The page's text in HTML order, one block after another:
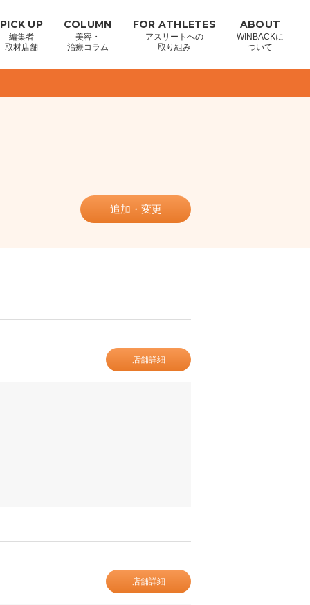
PICK UP
編集者
取材店舗
COLUMN
美容・
治療コラム
FOR ATHLETES
アスリートへの
取り組み
ABOUT
WINBACKに
ついて
追加・変更
店舗詳細
店舗詳細